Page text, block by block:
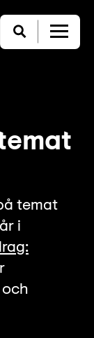
temat
i